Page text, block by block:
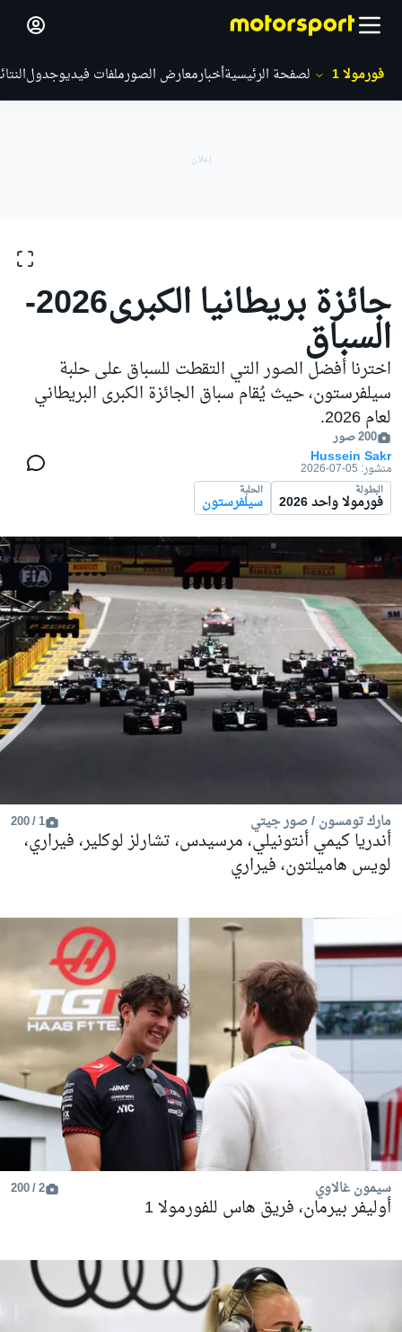
فورمولا 1 الصفحة الرئيسيةأخبارمعارض الصورملفات فيديوجدول
جائزة بريطانيا الكبرى2026-
السباق
اخترنا أفضل الصور التي التقطت للسباق على حلبة
سيلفرستون، حيث يُقام سباق الجائزة الكبرى البريطاني
لعام 2026.
200 صور
Hussein Sakr
منشور: 05-07-2026
البطولة
فورمولا واحد 2026
الحلبة
سيلفرستون
مارك تومسون / صور جيتي 1 / 200
أندريا كيمي أنتونيلي، مرسيدس، تشارلز لوكلير، فيراري،
لويس هاميلتون، فيراري
سيمون غالاوي 2 / 200
أوليفر بيرمان، فريق هاس للفورمولا 1